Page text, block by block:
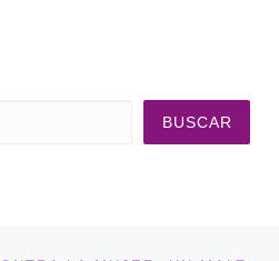
BUSCAR